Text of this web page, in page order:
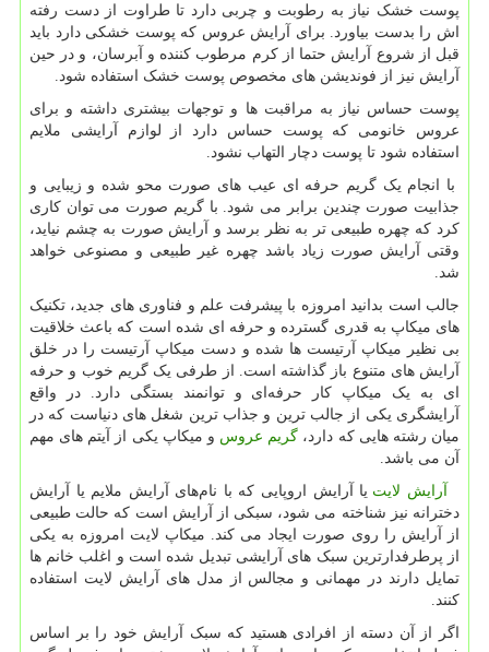
پوست خشک نیاز به رطوبت و چربی دارد تا طراوت از دست رفته
اش را بدست بیاورد. برای آرایش عروس که پوست خشکی دارد باید
قبل از شروع آرایش حتما از کرم مرطوب کننده و آبرسان، و در حین
آرایش نیز از فوندیشن های مخصوص پوست خشک استفاده شود.
پوست حساس نیاز به مراقبت ها و توجهات بیشتری داشته و برای
عروس خانومی که پوست حساس دارد از لوازم آرایشی ملایم
استفاده شود تا پوست دچار التهاب نشود.
با انجام یک گریم حرفه ای عیب های صورت محو شده و زیبایی و
جذابیت صورت چندین برابر می شود. با گریم صورت می توان کاری
کرد که چهره طبیعی تر به نظر برسد و آرایش صورت به چشم نیاید،
وقتی آرایش صورت زیاد باشد چهره غیر طبیعی و مصنوعی خواهد
شد.
جالب است بدانید امروزه با پیشرفت علم و فناوری های جدید، تکنیک
های میکاپ به قدری گسترده و حرفه ای شده است که باعث خلاقیت
بی نظیر میکاپ آرتیست ها شده و دست میکاپ آرتیست را در خلق
آرایش های متنوع باز گذاشته است. از طرفی یک گریم خوب و حرفه
ای به یک میکاپ کار حرفه‌ای و توانمند بستگی دارد. در واقع
آرایشگری یکی از جالب ترین و جذاب ترین شغل‌ های دنیاست که در
میان رشته هایی که دارد، گریم عروس و میکاپ یکی از آیتم های مهم
آن می باشد.
آرایش لایت یا آرایش اروپایی که با نام‌های آرایش ملایم یا آرایش
دخترانه نیز شناخته می شود، سبکی از آرایش است که حالت طبیعی
از آرایش را روی صورت ایجاد می کند. میکاپ لایت امروزه به یکی
از پرطرفدارترین سبک های آرایشی تبدیل شده است و اغلب خانم ها
تمایل دارند در مهمانی و مجالس از مدل های آرایش لایت استفاده
کنند.
اگر از آن دسته از افرادی هستید که سبک آرایش خود را بر اساس